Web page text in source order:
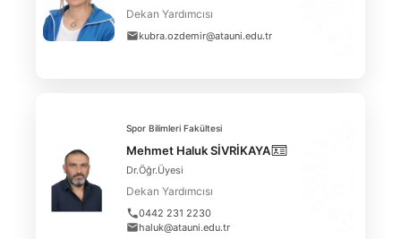
Dekan Yardımcısı
kubra.ozdemir@atauni.edu.tr
Spor Bilimleri Fakültesi
Mehmet Haluk SİVRİKAYA
Dr.Öğr.Üyesi
Dekan Yardımcısı
0442 231 2230
haluk@atauni.edu.tr